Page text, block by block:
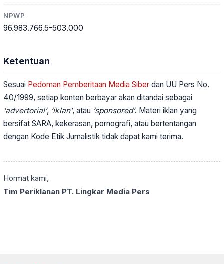
NPWP
96.983.766.5-503.000
Ketentuan
Sesuai Pedoman Pemberitaan Media Siber dan UU Pers No.
40/1999, setiap konten berbayar akan ditandai sebagai
‘advertorial’, ‘iklan’, atau ‘sponsored’. Materi iklan yang
bersifat SARA, kekerasan, pornografi, atau bertentangan
dengan Kode Etik Jurnalistik tidak dapat kami terima.
Hormat kami,
Tim Periklanan PT. Lingkar Media Pers